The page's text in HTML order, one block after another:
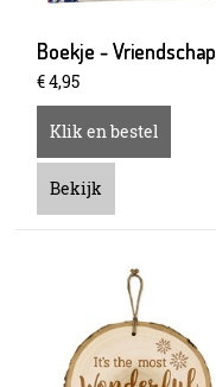
Boekje - Vriendschap
€4,95
Klik en bestel
Bekijk